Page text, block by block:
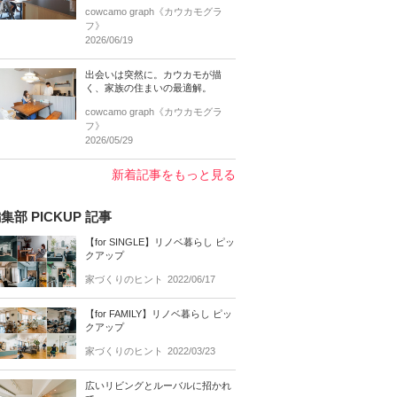
cowcamo graph《カウカモグラ
フ》
2026/06/19
出会いは突然に。カウカモが描
く、家族の住まいの最適解。
cowcamo graph《カウカモグラ
フ》
2026/05/29
新着記事をもっと見る
部 PICKUP 記事
【for SINGLE】リノベ暮らし ピッ
クアップ
家づくりのヒント 2022/06/17
【for FAMILY】リノベ暮らし ピッ
クアップ
家づくりのヒント 2022/03/23
広いリビングとルーバルに招かれ